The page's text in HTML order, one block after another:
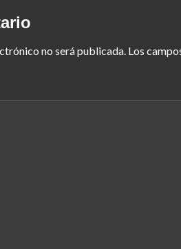
no será publicada. Los